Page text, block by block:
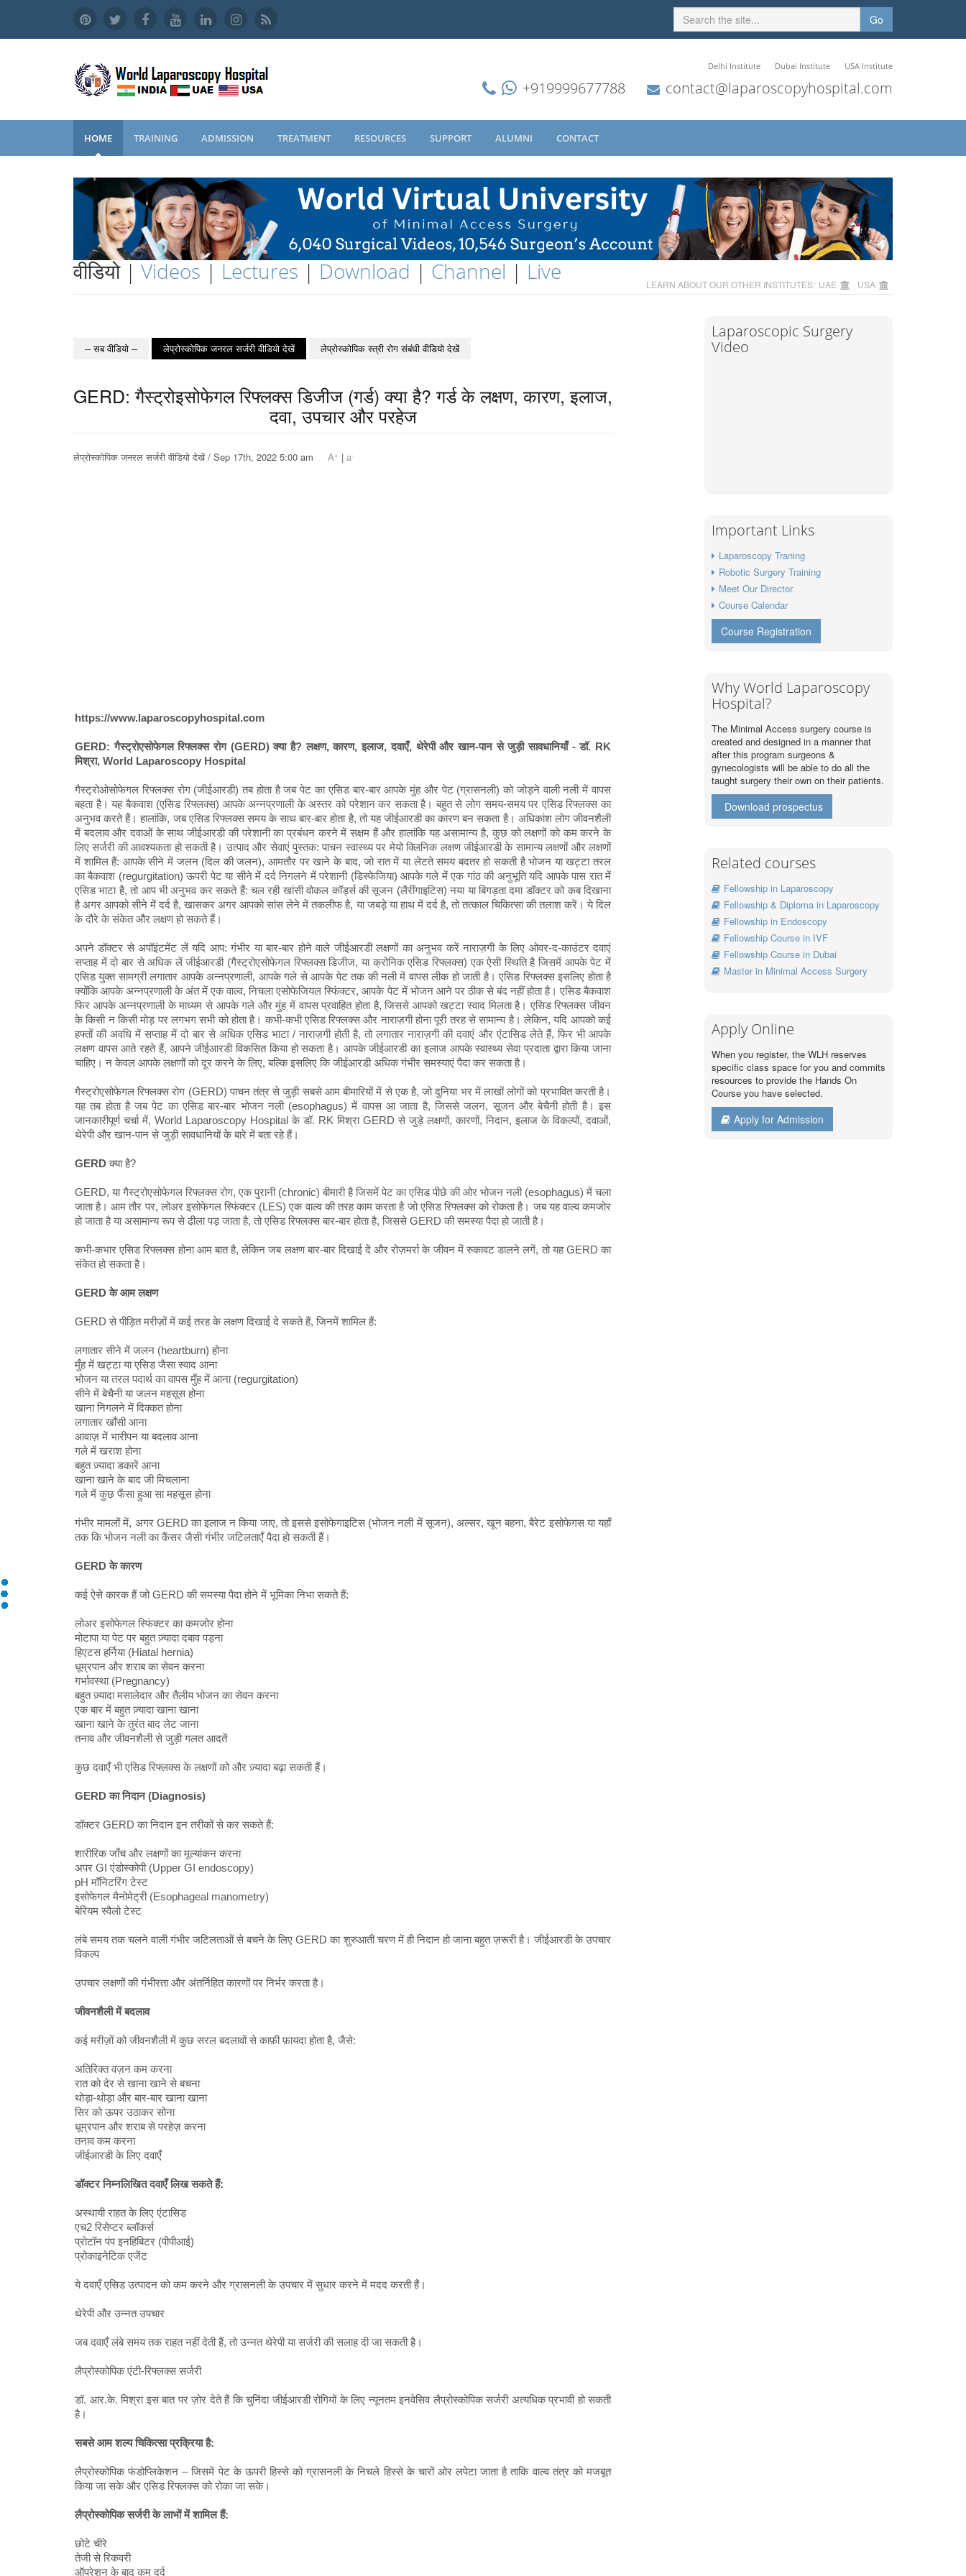
Go
Delhi Institute Dubai Institute USA Institute
+919999677788 contact@laparoscopyhospital.com
HOME TRAINING ADMISSION TREATMENT RESOURCES SUPPORT ALUMNI CONTACT
वीडियो | Videos | Lectures | Download | Channel | Live LEARN ABOUT OUR OTHER INSTITUTES: UAE USA
-- सब वीडियो -- लेप्रोस्कोपिक जनरल सर्जरी वीडियो देखें लेप्रोस्कोपिक स्त्री रोग संबंधी वीडियो देखें
GERD: गैस्ट्रोइसोफेगल रिफ्लक्स डिजीज (गर्ड) क्या है? गर्ड के लक्षण, कारण, इलाज,
दवा, उपचार और परहेज
लेप्रोस्कोपिक जनरल सर्जरी वीडियो देखें / Sep 17th, 2022 5:00 am A+ | a-
https://www.laparoscopyhospital.com
GERD: गैस्ट्रोएसोफेगल रिफ्लक्स रोग (GERD) क्या है? लक्षण, कारण, इलाज, दवाएँ, थेरेपी और खान-पान से जुड़ी सावधानियाँ - डॉ. RK
मिश्रा, World Laparoscopy Hospital
गैस्ट्रोओसोफेगल रिफ्लक्स रोग (जीईआरडी) तब होता है जब पेट का एसिड बार-बार आपके मुंह और पेट (ग्रासनली) को जोड़ने वाली नली में वापस
बहता है। यह बैकवाश (एसिड रिफ्लक्स) आपके अन्नप्रणाली के अस्तर को परेशान कर सकता है। बहुत से लोग समय-समय पर एसिड रिफ्लक्स का
अनुभव करते हैं। हालांकि, जब एसिड रिफ्लक्स समय के साथ बार-बार होता है, तो यह जीईआरडी का कारण बन सकता है। अधिकांश लोग जीवनशैली
में बदलाव और दवाओं के साथ जीईआरडी की परेशानी का प्रबंधन करने में सक्षम हैं और हालांकि यह असामान्य है, कुछ को लक्षणों को कम करने के
लिए सर्जरी की आवश्यकता हो सकती है। उत्पाद और सेवाएं पुस्तक: पाचन स्वास्थ्य पर मेयो क्लिनिक लक्षण जीईआरडी के सामान्य लक्षणों और लक्षणों
में शामिल हैं: आपके सीने में जलन (दिल की जलन), आमतौर पर खाने के बाद, जो रात में या लेटते समय बदतर हो सकती है भोजन या खट्टा तरल
का बैकवाश (regurgitation) ऊपरी पेट या सीने में दर्द निगलने में परेशानी (डिस्फेजिया) आपके गले में एक गांठ की अनुभूति यदि आपके पास रात में
एसिड भाटा है, तो आप भी अनुभव कर सकते हैं: चल रही खांसी वोकल कॉर्ड्स की सूजन (लैरींगाइटिस) नया या बिगड़ता दमा डॉक्टर को कब दिखाना
है अगर आपको सीने में दर्द है, खासकर अगर आपको सांस लेने में तकलीफ है, या जबड़े या हाथ में दर्द है, तो तत्काल चिकित्सा की तलाश करें। ये दिल
के दौरे के संकेत और लक्षण हो सकते हैं।
अपने डॉक्टर से अपॉइंटमेंट लें यदि आप: गंभीर या बार-बार होने वाले जीईआरडी लक्षणों का अनुभव करें नाराज़गी के लिए ओवर-द-काउंटर दवाएं
सप्ताह में दो बार से अधिक लें जीईआरडी (गैस्ट्रोएसोफेगल रिफ्लक्स डिजीज, या क्रोनिक एसिड रिफ्लक्स) एक ऐसी स्थिति है जिसमें आपके पेट में
एसिड युक्त सामग्री लगातार आपके अन्नप्रणाली, आपके गले से आपके पेट तक की नली में वापस लीक हो जाती है। एसिड रिफ्लक्स इसलिए होता है
क्योंकि आपके अन्नप्रणाली के अंत में एक वाल्व, निचला एसोफेजियल स्फिंक्टर, आपके पेट में भोजन आने पर ठीक से बंद नहीं होता है। एसिड बैकवाश
फिर आपके अन्नप्रणाली के माध्यम से आपके गले और मुंह में वापस प्रवाहित होता है, जिससे आपको खट्टा स्वाद मिलता है। एसिड रिफ्लक्स जीवन
के किसी न किसी मोड़ पर लगभग सभी को होता है। कभी-कभी एसिड रिफ्लक्स और नाराज़गी होना पूरी तरह से सामान्य है। लेकिन, यदि आपको कई
हफ्तों की अवधि में सप्ताह में दो बार से अधिक एसिड भाटा / नाराज़गी होती है, तो लगातार नाराज़गी की दवाएं और एंटासिड लेते हैं, फिर भी आपके
लक्षण वापस आते रहते हैं, आपने जीईआरडी विकसित किया हो सकता है। आपके जीईआरडी का इलाज आपके स्वास्थ्य सेवा प्रदाता द्वारा किया जाना
चाहिए। न केवल आपके लक्षणों को दूर करने के लिए, बल्कि इसलिए कि जीईआरडी अधिक गंभीर समस्याएं पैदा कर सकता है।
गैस्ट्रोएसोफेगल रिफ्लक्स रोग (GERD) पाचन तंत्र से जुड़ी सबसे आम बीमारियों में से एक है, जो दुनिया भर में लाखों लोगों को प्रभावित करती है।
यह तब होता है जब पेट का एसिड बार-बार भोजन नली (esophagus) में वापस आ जाता है, जिससे जलन, सूजन और बेचैनी होती है। इस
जानकारीपूर्ण चर्चा में, World Laparoscopy Hospital के डॉ. RK मिश्रा GERD से जुड़े लक्षणों, कारणों, निदान, इलाज के विकल्पों, दवाओं,
थेरेपी और खान-पान से जुड़ी सावधानियों के बारे में बता रहे हैं।
GERDक्या है?
GERD, या गैस्ट्रोएसोफेगल रिफ्लक्स रोग, एक पुरानी (chronic) बीमारी है जिसमें पेट का एसिड पीछे की ओर भोजन नली (esophagus) में चला
जाता है। आम तौर पर, लोअर इसोफेगल स्फिंक्टर (LES) एक वाल्व की तरह काम करता है जो एसिड रिफ्लक्स को रोकता है। जब यह वाल्व कमजोर
हो जाता है या असामान्य रूप से ढीला पड़ जाता है, तो एसिड रिफ्लक्स बार-बार होता है, जिससे GERD की समस्या पैदा हो जाती है।
कभी-कभार एसिड रिफ्लक्स होना आम बात है, लेकिन जब लक्षण बार-बार दिखाई दें और रोज़मर्रा के जीवन में रुकावट डालने लगें, तो यह GERD का
संकेत हो सकता है।
GERD के आम लक्षण
GERD से पीड़ित मरीज़ों में कई तरह के लक्षण दिखाई दे सकते हैं, जिनमें शामिल हैं:
लगातार सीने में जलन (heartburn) होना
मुँह में खट्टा या एसिड जैसा स्वाद आना
भोजन या तरल पदार्थ का वापस मुँह में आना (regurgitation)
सीने में बेचैनी या जलन महसूस होना
खाना निगलने में दिक्कत होना
लगातार खाँसी आना
आवाज़ में भारीपन या बदलाव आना
गले में खराश होना
बहुत ज़्यादा डकारें आना
खाना खाने के बाद जी मिचलाना
गले में कुछ फँसा हुआ सा महसूस होना
गंभीर मामलों में, अगर GERD का इलाज न किया जाए, तो इससे इसोफेगाइटिस (भोजन नली में सूजन), अल्सर, खून बहना, बैरेट इसोफेगस या यहाँ
तक कि भोजन नली का कैंसर जैसी गंभीर जटिलताएँ पैदा हो सकती हैं।
GERD के कारण
कई ऐसे कारक हैं जो GERD की समस्या पैदा होने में भूमिका निभा सकते हैं:
लोअर इसोफेगल स्फिंक्टर का कमजोर होना
मोटापा या पेट पर बहुत ज़्यादा दबाव पड़ना
हिएटस हर्निया (Hiatal hernia)
धूम्रपान और शराब का सेवन करना
गर्भावस्था (Pregnancy)
बहुत ज़्यादा मसालेदार और तैलीय भोजन का सेवन करना
एक बार में बहुत ज़्यादा खाना खाना
खाना खाने के तुरंत बाद लेट जाना
तनाव और जीवनशैली से जुड़ी गलत आदतें
कुछ दवाएँ भी एसिड रिफ्लक्स के लक्षणों को और ज़्यादा बढ़ा सकती हैं।
GERD का निदान (Diagnosis)
डॉक्टर GERD का निदान इन तरीकों से कर सकते हैं:
शारीरिक जाँच और लक्षणों का मूल्यांकन करना
अपर GI एंडोस्कोपी (Upper GI endoscopy)
pH मॉनिटरिंग टेस्ट
इसोफेगल मैनोमेट्री (Esophageal manometry)
बेरियम स्वैलो टेस्ट
लंबे समय तक चलने वाली गंभीर जटिलताओं से बचने के लिए GERD का शुरुआती चरण में ही निदान हो जाना बहुत ज़रूरी है। जीईआरडी के उपचार
विकल्प
उपचार लक्षणों की गंभीरता और अंतर्निहित कारणों पर निर्भर करता है।
जीवनशैली में बदलाव
कई मरीज़ों को जीवनशैली में कुछ सरल बदलावों से काफ़ी फ़ायदा होता है, जैसे:
अतिरिक्त वज़न कम करना
रात को देर से खाना खाने से बचना
थोड़ा-थोड़ा और बार-बार खाना खाना
सिर को ऊपर उठाकर सोना
धूम्रपान और शराब से परहेज़ करना
तनाव कम करना
जीईआरडी के लिए दवाएँ
डॉक्टर निम्नलिखित दवाएँ लिख सकते हैं:
अस्थायी राहत के लिए एंटासिड
एच2 रिसेप्टर ब्लॉकर्स
प्रोटॉन पंप इनहिबिटर (पीपीआई)
प्रोकाइनेटिक एजेंट
ये दवाएँ एसिड उत्पादन को कम करने और ग्रासनली के उपचार में सुधार करने में मदद करती हैं।
थेरेपी और उन्नत उपचार
जब दवाएँ लंबे समय तक राहत नहीं देती हैं, तो उन्नत थेरेपी या सर्जरी की सलाह दी जा सकती है।
लैप्रोस्कोपिक एंटी-रिफ्लक्स सर्जरी
डॉ. आर.के. मिश्रा इस बात पर ज़ोर देते हैं कि चुनिंदा जीईआरडी रोगियों के लिए न्यूनतम इनवेसिव लैप्रोस्कोपिक सर्जरी अत्यधिक प्रभावी हो सकती
है।
सबसे आम शल्य चिकित्सा प्रक्रिया है:
लैप्रोस्कोपिक फंडोप्लिकेशन – जिसमें पेट के ऊपरी हिस्से को ग्रासनली के निचले हिस्से के चारों ओर लपेटा जाता है ताकि वाल्व तंत्र को मजबूत
किया जा सके और एसिड रिफ्लक्स को रोका जा सके।
लैप्रोस्कोपिक सर्जरी के लाभों में शामिल हैं:
छोटे चीरे
तेजी से रिकवरी
ऑपरेशन के बाद कम दर्द
Laparoscopic Surgery
Video
Important Links
Laparoscopy Traning
Robotic Surgery Training
Meet Our Director
Course Calendar
Course Registration
Why World Laparoscopy
Hospital?
The Minimal Access surgery course is
created and designed in a manner that
after this program surgeons &
gynecologists will be able to do all the
taught surgery their own on their patients.
Download prospectus
Related courses
Fellowship in Laparoscopy
Fellowship & Diploma in Laparoscopy
Fellowship in Endoscopy
Fellowship Course in IVF
Fellowship Course in Dubai
Master in Minimal Access Surgery
Apply Online
When you register, the WLH reserves
specific class space for you and commits
resources to provide the Hands On
Course you have selected.
Apply for Admission